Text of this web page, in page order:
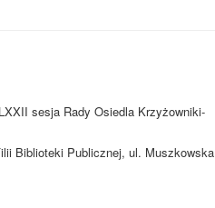
sesja Rady Osiedla Krzyżowniki-
Biblioteki Publicznej, ul. Muszkowska